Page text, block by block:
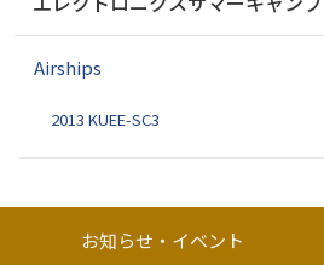
ゲ
ン
Airships
2013 KUEE-SC3
お知らせ・イベント